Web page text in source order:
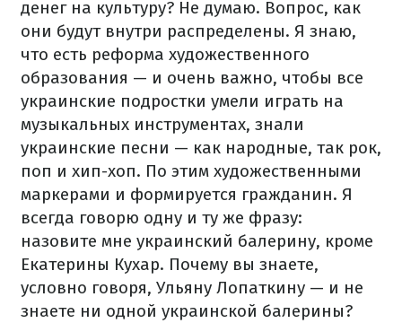
денег на культуру? Не думаю. Вопрос, как
они будут внутри распределены. Я знаю,
что есть реформа художественного
образования — и очень важно, чтобы все
украинские подростки умели играть на
музыкальных инструментах, знали
украинские песни — как народные, так рок,
поп и хип-хоп. По этим художественными
маркерами и формируется гражданин. Я
всегда говорю одну и ту же фразу:
назовите мне украинский балерину, кроме
Екатерины Кухар. Почему вы знаете,
условно говоря, Ульяну Лопаткину — и не
знаете ни одной украинской балерины?